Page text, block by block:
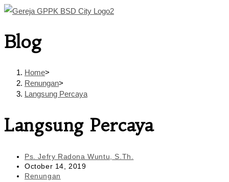
Skip
content
Blog
Home>
Renungan>
Langsung Percaya
Langsung Percaya
Post
author:
Ps. Jefry Radona Wuntu, S.Th.
Post
published:
October 14, 2019
Post
Renungan